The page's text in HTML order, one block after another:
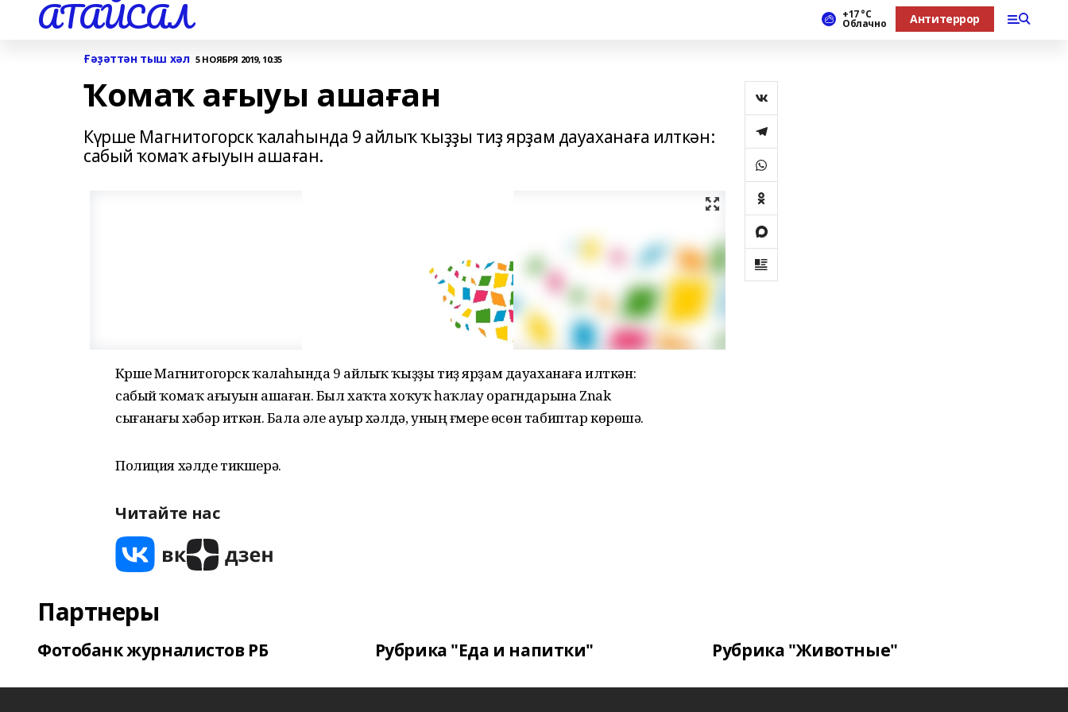
АТАЙСАЛ +17 °С
Облачно Антитеррор
Ғәҙәттән тыш хәл 5 НОЯБРЯ 2019, 10:35
Ҡомаҡ ағыуы ашаған
Күрше Магнитогорск ҡалаһында 9 айлыҡ ҡыҙҙы тиҙ ярҙам дауаханаға илткән:
сабый ҡомаҡ ағыуын ашаған.
Күрше Магнитогорск ҡалаһында 9 айлыҡ ҡыҙҙы тиҙ ярҙам дауаханаға илткән:
сабый ҡомаҡ ағыуын ашаған. Был хаҡта хоҡуҡ һаҡлау орагндарына Znak
сығанағы хәбәр иткән. Бала әле ауыр хәлдә, уның ғүмере өсөн табиптар көрөшә.
Полиция хәлде тикшерә.
Читайте нас
Партнеры
Фотобанк журналистов РБ Рубрика "Еда и напитки" Рубрика "Животные"